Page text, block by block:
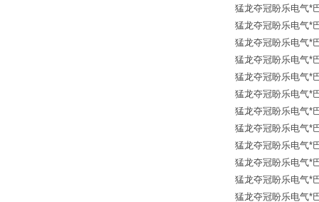
猛龙夺冠盼乐电气*
猛龙夺冠盼乐电气*
猛龙夺冠盼乐电气*
猛龙夺冠盼乐电气*
猛龙夺冠盼乐电气*
猛龙夺冠盼乐电气*
猛龙夺冠盼乐电气*
猛龙夺冠盼乐电气*
猛龙夺冠盼乐电气*
猛龙夺冠盼乐电气*
猛龙夺冠盼乐电气*
猛龙夺冠盼乐电气*